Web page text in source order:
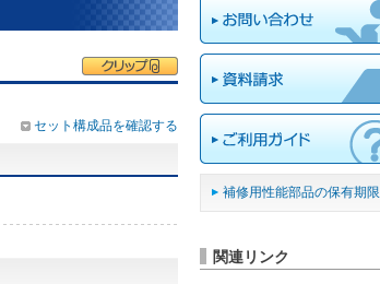
セット構成品を確認する
補修用性能部品の保有期限
関連リンク